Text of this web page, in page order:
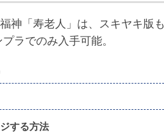
神「寿老人」は、スキヤキ版
ラでのみ入手可能。
する方法